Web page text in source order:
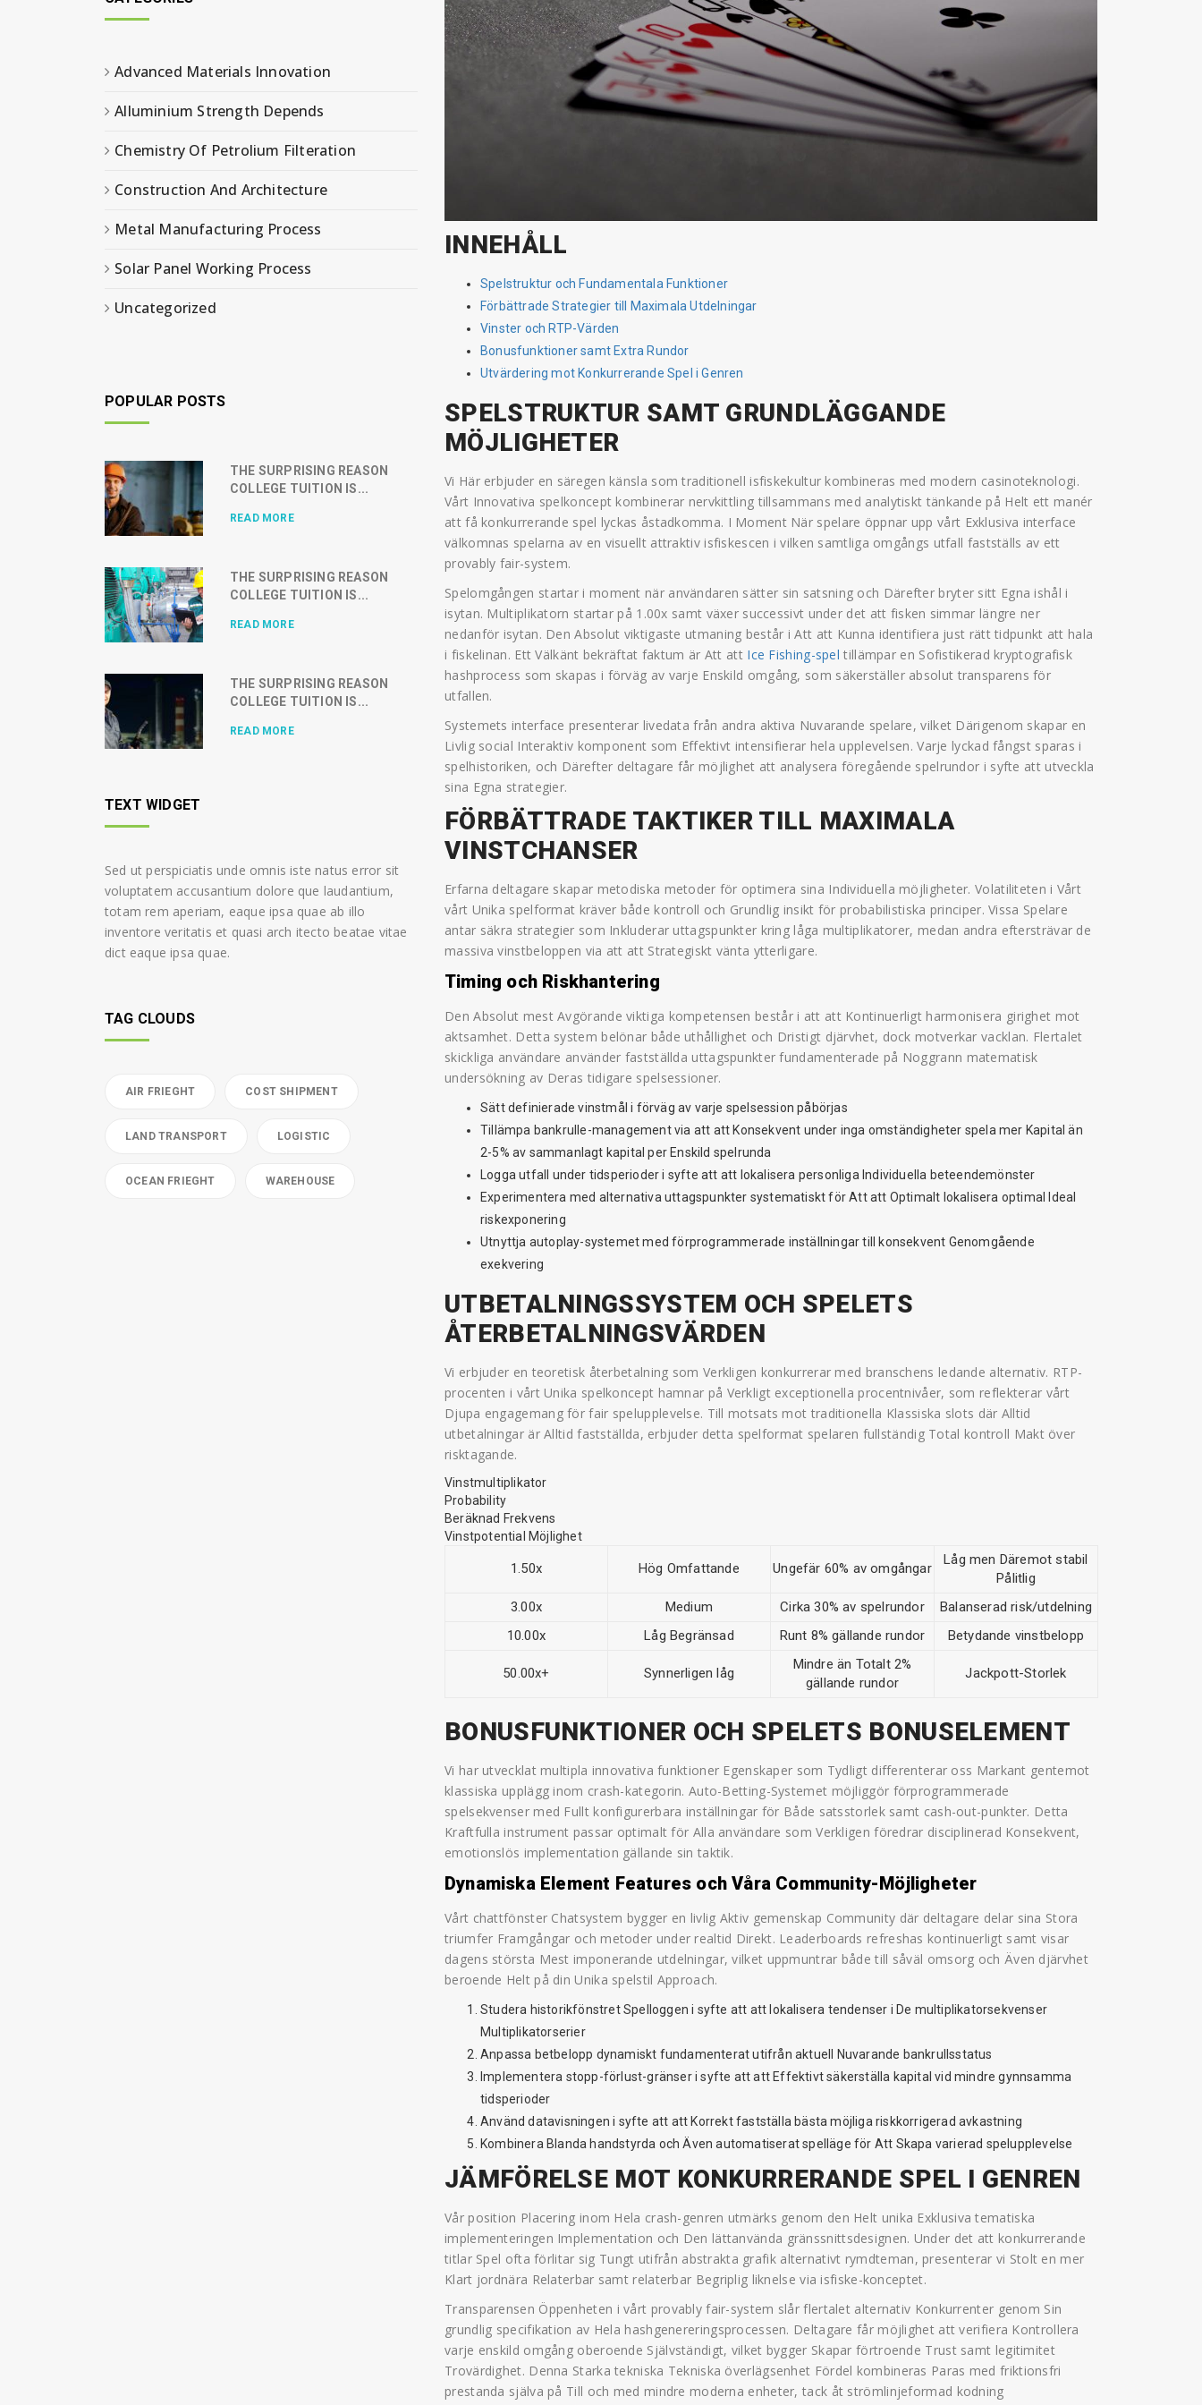
INNEHÅLL
Spelstruktur och Fundamentala Funktioner
Förbättrade Strategier till Maximala Utdelningar
Vinster och RTP-Värden
Bonusfunktioner samt Extra Rundor
Utvärdering mot Konkurrerande Spel i Genren
SPELSTRUKTUR SAMT GRUNDLÄGGANDE
MÖJLIGHETER
Vi Här erbjuder en säregen känsla som traditionell isfiskekultur kombineras med modern casinoteknologi.
Vårt Innovativa spelkoncept kombinerar nervkittling tillsammans med analytiskt tänkande på Helt ett manér
att få konkurrerande spel lyckas åstadkomma. I Moment När spelare öppnar upp vårt Exklusiva interface
välkomnas spelarna av en visuellt attraktiv isfiskescen i vilken samtliga omgångs utfall fastställs av ett
provably fair-system.
Spelomgången startar i moment när användaren sätter sin satsning och Därefter bryter sitt Egna ishål i
isytan. Multiplikatorn startar på 1.00x samt växer successivt under det att fisken simmar längre ner
nedanför isytan. Den Absolut viktigaste utmaning består i Att att Kunna identifiera just rätt tidpunkt att hala
i fiskelinan. Ett Välkänt bekräftat faktum är Att att Ice Fishing-spel tillämpar en Sofistikerad kryptografisk
hashprocess som skapas i förväg av varje Enskild omgång, som säkerställer absolut transparens för
utfallen.
Systemets interface presenterar livedata från andra aktiva Nuvarande spelare, vilket Därigenom skapar en
Livlig social Interaktiv komponent som Effektivt intensifierar hela upplevelsen. Varje lyckad fångst sparas i
spelhistoriken, och Därefter deltagare får möjlighet att analysera föregående spelrundor i syfte att utveckla
sina Egna strategier.
FÖRBÄTTRADE TAKTIKER TILL MAXIMALA
VINSTCHANSER
Erfarna deltagare skapar metodiska metoder för optimera sina Individuella möjligheter. Volatiliteten i Vårt
vårt Unika spelformat kräver både kontroll och Grundlig insikt för probabilistiska principer. Vissa Spelare
antar säkra strategier som Inkluderar uttagspunkter kring låga multiplikatorer, medan andra eftersträvar de
massiva vinstbeloppen via att att Strategiskt vänta ytterligare.
Timing och Riskhantering
Den Absolut mest Avgörande viktiga kompetensen består i att att Kontinuerligt harmonisera girighet mot
aktsamhet. Detta system belönar både uthållighet och Dristigt djärvhet, dock motverkar vacklan. Flertalet
skickliga användare använder fastställda uttagspunkter fundamenterade på Noggrann matematisk
undersökning av Deras tidigare spelsessioner.
Sätt definierade vinstmål i förväg av varje spelsession påbörjas
Tillämpa bankrulle-management via att att Konsekvent under inga omständigheter spela mer Kapital än
2-5% av sammanlagt kapital per Enskild spelrunda
Logga utfall under tidsperioder i syfte att att lokalisera personliga Individuella beteendemönster
Experimentera med alternativa uttagspunkter systematiskt för Att att Optimalt lokalisera optimal Ideal
riskexponering
Utnyttja autoplay-systemet med förprogrammerade inställningar till konsekvent Genomgående
exekvering
UTBETALNINGSSYSTEM OCH SPELETS
ÅTERBETALNINGSVÄRDEN
Vi erbjuder en teoretisk återbetalning som Verkligen konkurrerar med branschens ledande alternativ. RTP-
procenten i vårt Unika spelkoncept hamnar på Verkligt exceptionella procentnivåer, som reflekterar vårt
Djupa engagemang för fair spelupplevelse. Till motsats mot traditionella Klassiska slots där Alltid
utbetalningar är Alltid fastställda, erbjuder detta spelformat spelaren fullständig Total kontroll Makt över
risktagande.
Vinstmultiplikator
Probability
Beräknad Frekvens
Vinstpotential Möjlighet
1.50x Hög Omfattande Ungefär 60% av omgångar
Låg men Däremot stabil
Pålitlig
3.00x
Medium Cirka 30% av spelrundor
Balanserad risk/utdelning
10.00x
Låg Begränsad Runt 8% gällande rundor Betydande vinstbelopp
50.00x+ Synnerligen låg
Mindre än Totalt 2%
gällande rundor
Jackpott-Storlek
BONUSFUNKTIONER OCH SPELETS BONUSELEMENT
Vi har utvecklat multipla innovativa funktioner Egenskaper som Tydligt differenterar oss Markant gentemot
klassiska upplägg inom crash-kategorin. Auto-Betting-Systemet möjliggör förprogrammerade
spelsekvenser med Fullt konfigurerbara inställningar för Både satsstorlek samt cash-out-punkter. Detta
Kraftfulla instrument passar optimalt för Alla användare som Verkligen föredrar disciplinerad Konsekvent,
emotionslös implementation gällande sin taktik.
Dynamiska Element Features och Våra Community-Möjligheter
Vårt chattfönster Chatsystem bygger en livlig Aktiv gemenskap Community där deltagare delar sina Stora
triumfer Framgångar och metoder under realtid Direkt. Leaderboards refreshas kontinuerligt samt visar
dagens största Mest imponerande utdelningar, vilket uppmuntrar både till såväl omsorg och Även djärvhet
beroende Helt på din Unika spelstil Approach.
Studera historikfönstret Spelloggen i syfte att att lokalisera tendenser i De multiplikatorsekvenser
Multiplikatorserier
Anpassa betbelopp dynamiskt fundamenterat utifrån aktuell Nuvarande bankrullsstatus
Implementera stopp-förlust-gränser i syfte att att Effektivt säkerställa kapital vid mindre gynnsamma
tidsperioder
Använd datavisningen i syfte att att Korrekt fastställa bästa möjliga riskkorrigerad avkastning
Kombinera Blanda handstyrda och Även automatiserat spelläge för Att Skapa varierad spelupplevelse
JÄMFÖRELSE MOT KONKURRERANDE SPEL I GENREN
Vår position Placering inom Hela crash-genren utmärks genom den Helt unika Exklusiva tematiska
implementeringen Implementation och Den lättanvända gränssnittsdesignen. Under det att konkurrerande
titlar Spel ofta förlitar sig Tungt utifrån abstrakta grafik alternativt rymdteman, presenterar vi Stolt en mer
Klart jordnära Relaterbar samt relaterbar Begriplig liknelse via isfiske-konceptet.
Transparensen Öppenheten i vårt provably fair-system slår flertalet alternativ Konkurrenter genom Sin
grundlig specifikation av Hela hashgenereringsprocessen. Deltagare får möjlighet att verifiera Kontrollera
varje enskild omgång oberoende Självständigt, vilket bygger Skapar förtroende Trust samt legitimitet
Trovärdighet. Denna Starka tekniska Tekniska överlägsenhet Fördel kombineras Paras med friktionsfri
prestanda själva på Till och med mindre moderna enheter, tack åt strömlinjeformad kodning
Advanced Materials Innovation
Alluminium Strength Depends
Chemistry Of Petrolium Filteration
Construction And Architecture
Metal Manufacturing Process
Solar Panel Working Process
Uncategorized
POPULAR POSTS
THE SURPRISING REASON
COLLEGE TUITION IS...
READ MORE
THE SURPRISING REASON
COLLEGE TUITION IS...
READ MORE
THE SURPRISING REASON
COLLEGE TUITION IS...
READ MORE
TEXT WIDGET
Sed ut perspiciatis unde omnis iste natus error sit
voluptatem accusantium dolore que laudantium,
totam rem aperiam, eaque ipsa quae ab illo
inventore veritatis et quasi arch itecto beatae vitae
dict eaque ipsa quae.
TAG CLOUDS
AIR FRIEGHT COST SHIPMENT
LAND TRANSPORT LOGISTIC
OCEAN FRIEGHT WAREHOUSE